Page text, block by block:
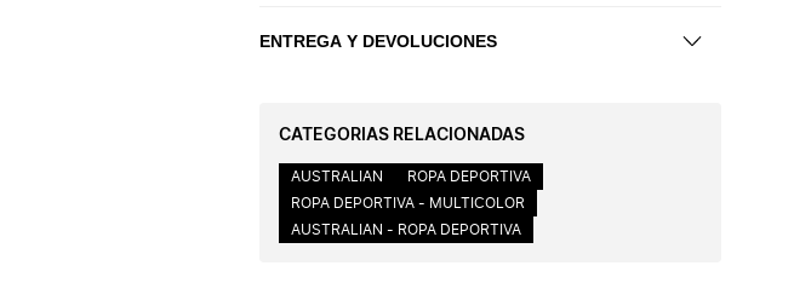
ENTREGA Y DEVOLUCIONES
CATEGORIAS RELACIONADAS
AUSTRALIAN
ROPA DEPORTIVA
ROPA DEPORTIVA - MULTICOLOR
AUSTRALIAN - ROPA DEPORTIVA